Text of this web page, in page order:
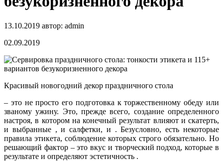
13.10.2019 автор: admin
02.09.2019
Красивый новогодний декор праздничного стола
– это не просто его подготовка к торжественному обеду или
званому ужину. Это, прежде всего, создание определенного
настроя, в котором на конечный результат влияют и скатерть,
и выбранные , и салфетки, и . Безусловно,есть некоторые
правила этикета, соблюдение которых строго обязательно. Но
решающий фактор – это вкус и творческий подход, которые в
результате и определяют эстетичность .